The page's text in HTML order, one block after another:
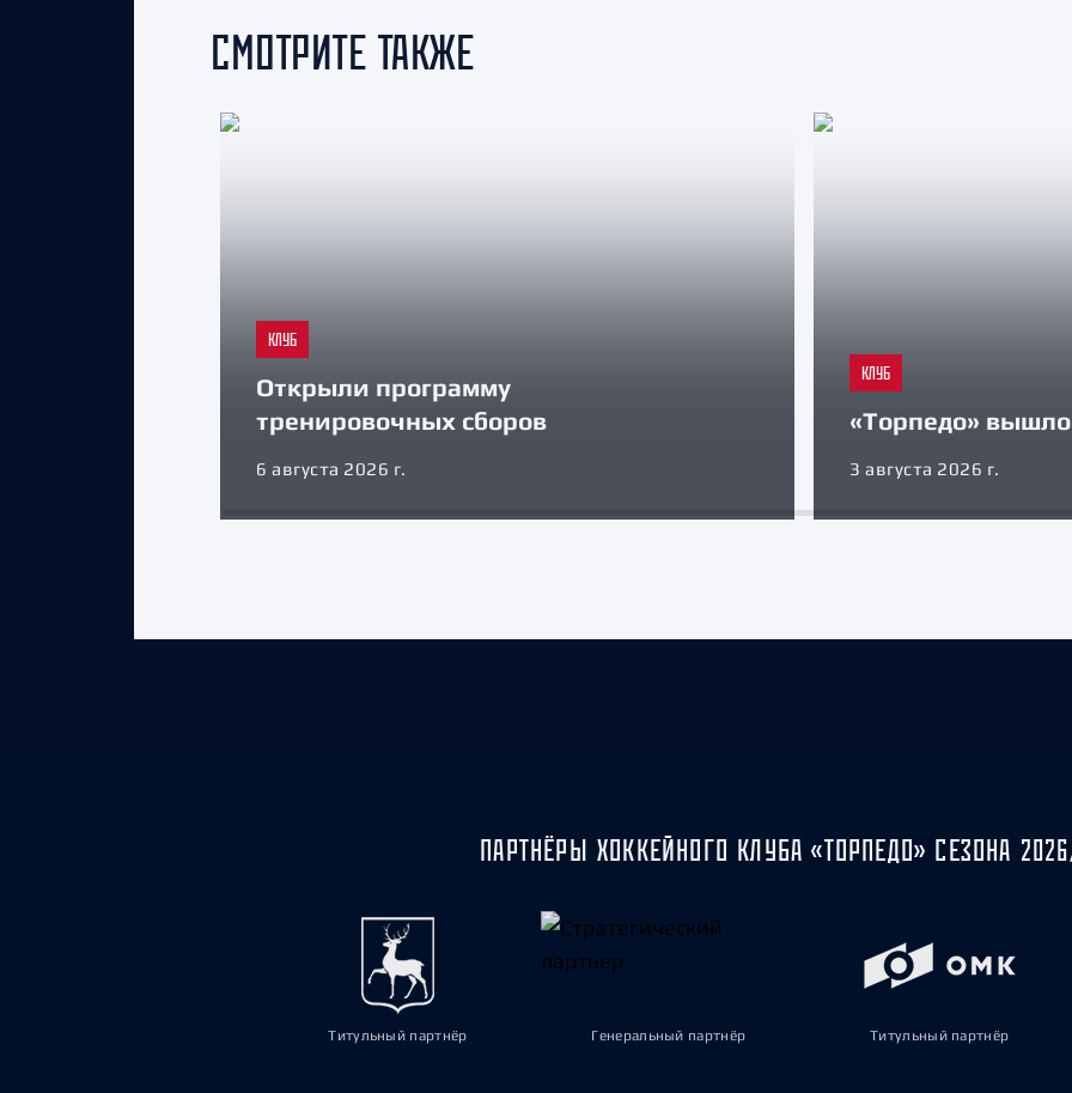
СМОТРИТЕ ТАКЖЕ
КЛУБ
Открыли программу
тренировочных сборов
6 августа 2026 г.
КЛУБ
«Торпедо» вышло
3 августа 2026 г.
ПАРТНЁРЫ ХОККЕЙНОГО КЛУБА «ТОРПЕДО» СЕЗОНА
Титульный партнёр Генеральный партнёр Титульный партнёр